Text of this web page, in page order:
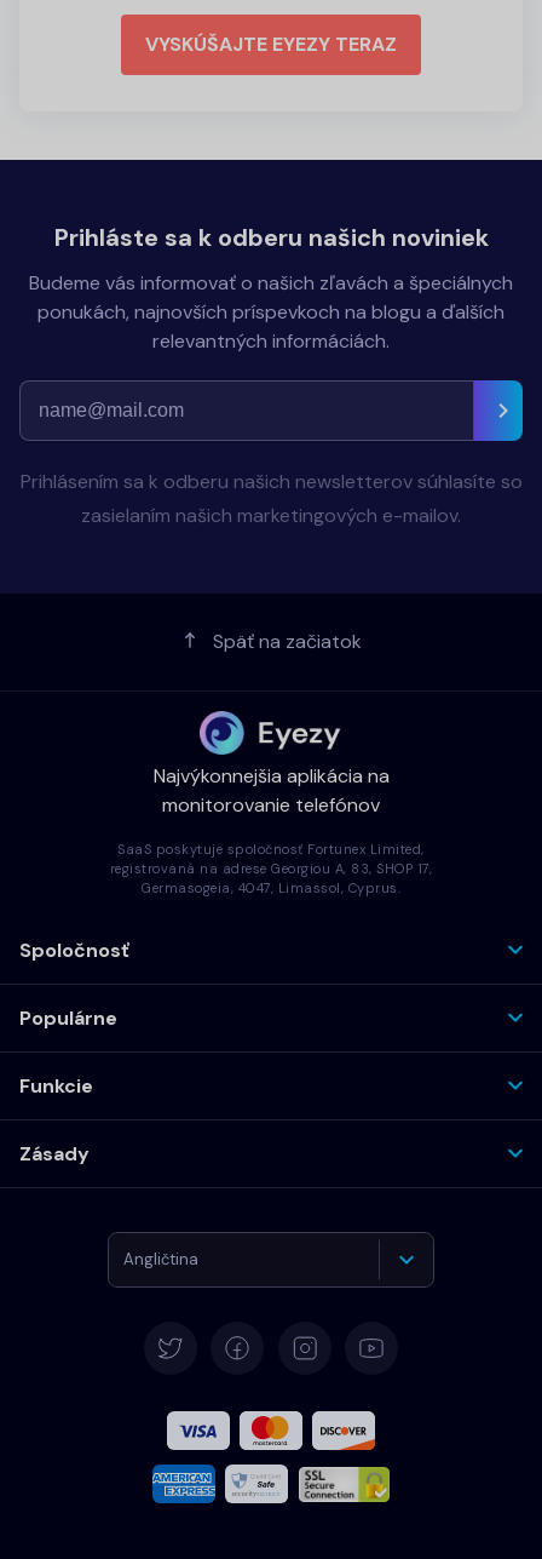
VYSKÚŠAJTE EYEZY TERAZ
Prihláste sa k odberu našich noviniek
Budeme vás informovať o našich zľavách a špeciálnych
ponukách, najnovších príspevkoch na blogu a ďalších
relevantných informáciách.
Prihlásením sa k odberu našich newsletterov súhlasíte so
zasielaním našich marketingových e-mailov.
Späť na začiatok
Najvýkonnejšia aplikácia na
monitorovanie telefónov
SaaS poskytuje spoločnosť Fortunex Limited,
registrovaná na adrese Georgiou A, 83, SHOP 17,
Germasogeia, 4047, Limassol, Cyprus.
Spoločnosť
Populárne
Funkcie
Zásady
Angličtina
Francúzština
Taliansky